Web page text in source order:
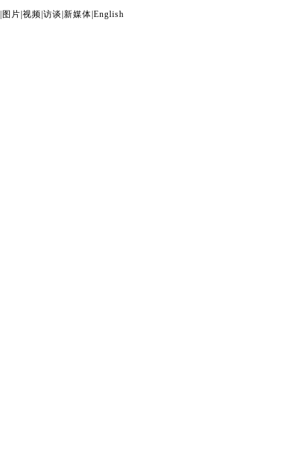
图片 视频 访谈 新媒体 English